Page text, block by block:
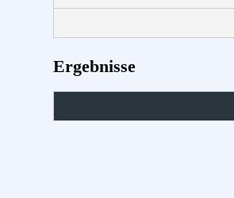
Ergebnisse